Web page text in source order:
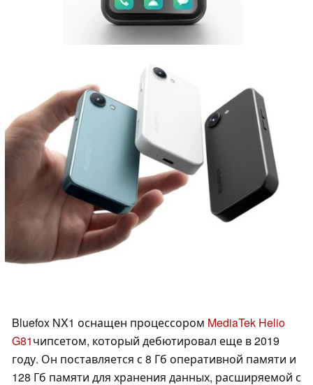
Bluefox NX1 оснащен процессором MediaTek Helio
G81чипсетом, который дебютировал еще в 2019
году. Он поставляется с 8 Гб оперативной памяти и
128 Гб памяти для хранения данных, расширяемой с